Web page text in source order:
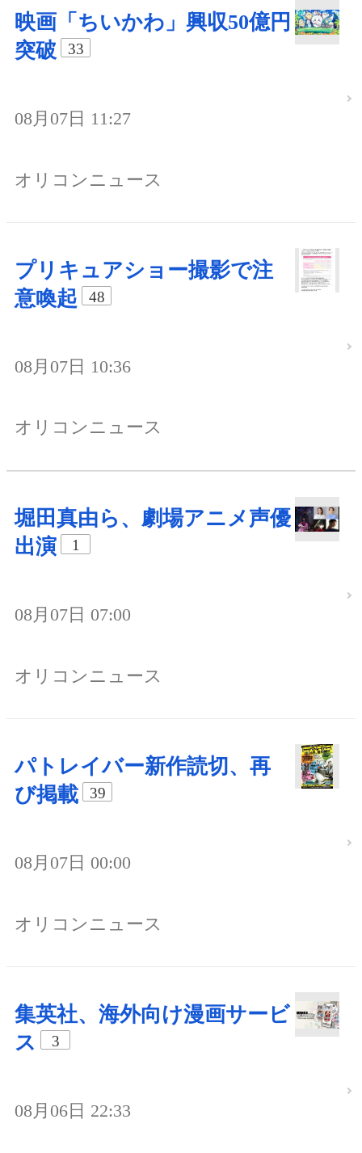
映画「ちいかわ」興収50億円
突破
33
08月07日 11:27
オリコンニュース
プリキュアショー撮影で注
意喚起
48
08月07日 10:36
オリコンニュース
堀田真由ら、劇場アニメ声優
出演
1
08月07日 07:00
オリコンニュース
パトレイバー新作読切、再
び掲載
39
08月07日 00:00
オリコンニュース
集英社、海外向け漫画サービ
ス
3
08月06日 22:33